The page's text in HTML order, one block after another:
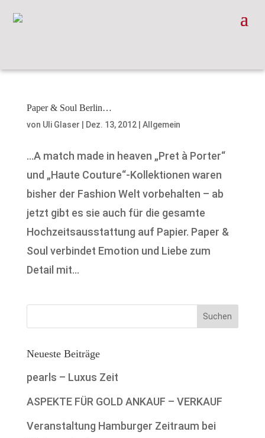
Paper & Soul Berlin…
von Uli Glaser Dez. 13, 2012| Allgemein
…A match made in heaven „Pret à Porter“
und „Haute Couture“-Kollektionen waren
bisher der Fashion Welt vorbehalten – ab
jetzt gibt es sie auch für die gesamte
Hochzeitsausstattung auf Papier. Paper &
Soul verbindet Emotion und Liebe zum
Detail mit...
Neueste Beiträge
pearls – Luxus Zeit
ASPEKTE FÜR GOLD ANKAUF – VERKAUF
Veranstaltung Hamburger Zeitraum bei